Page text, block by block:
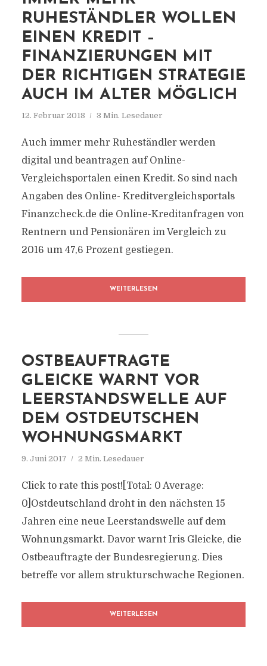
RUHESTÄNDLER WOLLEN
EINEN KREDIT –
FINANZIERUNGEN MIT
DER RICHTIGEN STRATEGIE
AUCH IM ALTER MÖGLICH
12. Februar 2018 3 Min. Lesedauer
Auch immer mehr Ruheständler werden
digital und beantragen auf Online-
Vergleichsportalen einen Kredit. So sind nach
Angaben des Online- Kreditvergleichsportals
Finanzcheck.de die Online-Kreditanfragen von
Rentnern und Pensionären im Vergleich zu
2016 um 47,6 Prozent gestiegen.
WEITERLESEN
OSTBEAUFTRAGTE
GLEICKE WARNT VOR
LEERSTANDSWELLE AUF
DEM OSTDEUTSCHEN
WOHNUNGSMARKT
9. Juni 2017 2 Min. Lesedauer
Click to rate this post![Total: 0 Average:
0]Ostdeutschland droht in den nächsten 15
Jahren eine neue Leerstandswelle auf dem
Wohnungsmarkt. Davor warnt Iris Gleicke, die
Ostbeauftragte der Bundesregierung. Dies
betreffe vor allem strukturschwache Regionen.
WEITERLESEN